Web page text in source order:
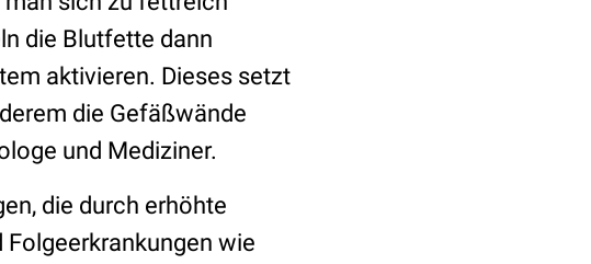
die Blutfette dann
aktivieren. Dieses setzt
die Gefäßwände
und Mediziner.
die durch erhöhte
wie